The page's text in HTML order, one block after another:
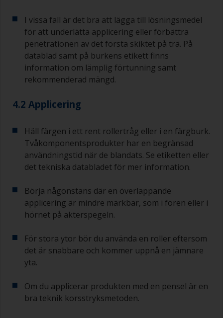
Gamla syltburkar eller torra, rena plåtburkar kan
vara användbara för blandning av färg.
Metallmått i olika storlekar från mataffären är
även idealiska för att mäta små mängder färg
och härdare för de mindre jobben.
måste du se till att intervalltiden mellan slutet av
första skiktet bottenfärg inte är längre än vad
som anges i databladet eller på etiketten. Detta
gäller särskilt för epoxibaserade grundfärger.
Om du missar det här intervallet måste du
antingen slipa grundfärgen eller applicera ett till
övermålningsintervallet vid detta andra försök.
Om något av de applicerade skikten börjar rinna
(eller innehåller kontamineringar) som du
med 220 papper och om det sätts igen kan du
använda 120 papper. Om du använder grövre
I vissa fall är det bra att lägga till lösningsmedel
för att underlätta applicering eller förbättra
penetrationen av det första skiktet på trä. På
datablad samt på burkens etikett finns
information om lämplig förtunning samt
rekommenderad mängd.
4.2 Applicering
Häll färgen i ett rent rollertråg eller i en färgburk.
Tvåkomponentsprodukter har en begränsad
användningstid när de blandats. Se etiketten eller
det tekniska databladet för mer information.
Börja någonstans där en överlappande
applicering är mindre märkbar, som i fören eller i
hörnet på akterspegeln.
För stora ytor bör du använda en roller eftersom
det är snabbare och kommer uppnå en jämnare
yta.
Om du applicerar produkten med en pensel är en
bra teknik korsstryksmetoden.